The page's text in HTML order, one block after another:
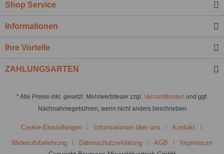
Shop Service
Informationen
Ihre Vorteile
ZAHLUNGSARTEN
* Alle Preise inkl. gesetzl. Mehrwertsteuer zzgl. Versandkosten und ggf.
Nachnahmegebühren, wenn nicht anders beschrieben
Cookie-Einstellungen Informationen über uns Kontakt
Widerrufsbelehrung Datenschutzerklärung AGB
Impressum